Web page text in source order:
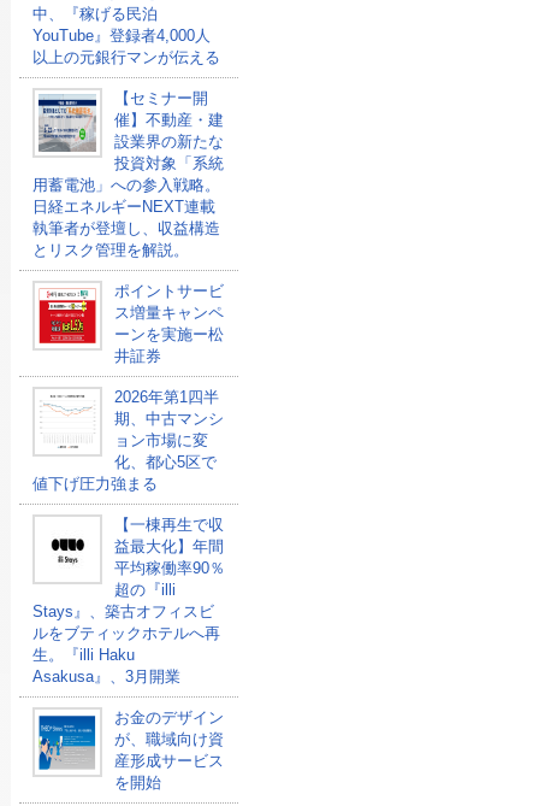
中、『稼げる民泊
YouTube』登録者4,000人
以上の元銀行マンが伝える
【セミナー開
催】不動産・建
設業界の新たな
投資対象「系統
用蓄電池」への参入戦略。
日経エネルギーNEXT連載
執筆者が登壇し、収益構造
とリスク管理を解説。
ポイントサービ
ス増量キャンペ
ーンを実施ー松
井証券
2026年第1四半
期、中古マンシ
ョン市場に変
化、都心5区で
値下げ圧力強まる
【一棟再生で収
益最大化】年間
平均稼働率90％
超の『illi
Stays』、築古オフィスビ
ルをブティックホテルへ再
生。『illi Haku
Asakusa』、3月開業
お金のデザイン
が、職域向け資
産形成サービス
を開始